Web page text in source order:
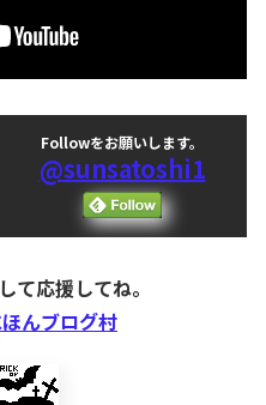
Followをお願いします。
@sunsatoshi1
て応援してね。
んブログ村